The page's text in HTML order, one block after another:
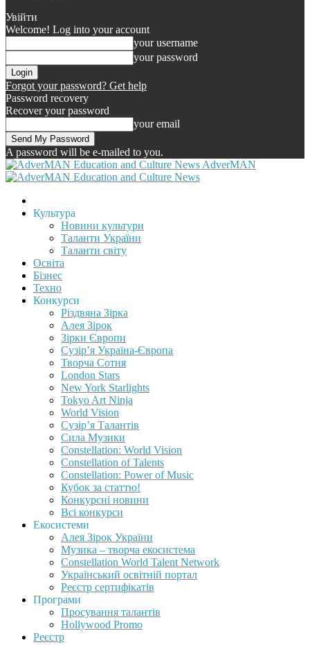
Увійти
Welcome! Log into your account
your username
your password
Forgot your password? Get help
Password recovery
Recover your password
your email
A password will be e-mailed to you.
AdverMAN
Культура
Новини культури
Таланти України
Таланти світу
Освіта
Бізнес
Техно
Конкурси
Різдвяна Зірка
Алея Зірок
Зірки Європи
Сузір’я Україна-Європа
Творча Сотня
London Stars
New York Starlights
Tokyo Art Ninja
World Vision
Сузір’я Талантів
Сила Музики
Constellation: World Vision
Constellation of Talents
Constellation: Power of Music
Кубок за статтю!
Конкурсні новини
Всі конкурси
Екосистеми
Алея Зірок України
Музика – творча екосистема
Constellation World Talent Network
Український освітній портал
Реєстр сертифікатів
Програми
Просування талантів
Hollywood Promo
Реєстр